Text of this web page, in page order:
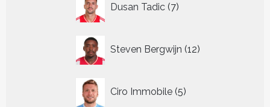
Dusan Tadic 7
producten
Steven Bergwijn 12
producten
Ciro Immobile 5
producten